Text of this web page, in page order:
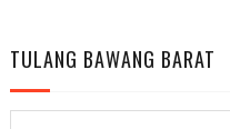
TULANG BAWANG BARAT